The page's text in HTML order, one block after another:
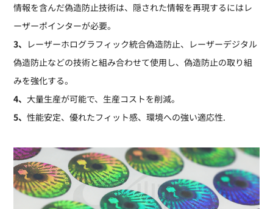
情報を含んだ偽造防止技術は、隠された情報を再現するにはレ
ーザーポインターが必要。
3、 レーザーホログラフィック統合偽造防止、レーザーデジタル
偽造防止などの技術と組み合わせて使用​​し、偽造防止の取り組
みを強化する。
4、 大量生産が可能で、生産コストを削減。
5、性能安定、優れたフィット感、環境への強い適応性.